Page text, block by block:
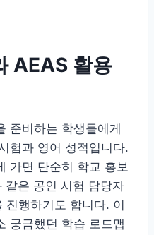
AEAS 활용
준비하는 학생들에게
험과 영어 성적입니다.
가면 단순히 학교 홍보
같은 공인 시험 담당자
진행하기도 합니다. 이
궁금했던 학습 로드맵